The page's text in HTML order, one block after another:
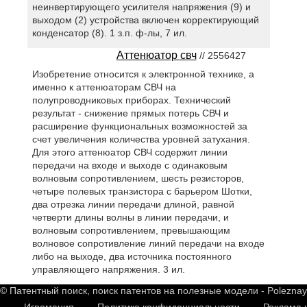
неинвертирующего усилителя напряжения (9) и
выходом (2) устройства включен корректирующий
конденсатор (8). 1 з.п. ф-лы, 7 ил.
Аттенюатор свч// 2556427
Изобретение относится к электронной технике, а
именно к аттенюаторам СВЧ на
полупроводниковых приборах. Технический
результат - снижение прямых потерь СВЧ и
расширение функциональных возможностей за
счет увеличения количества уровней затухания.
Для этого аттенюатор СВЧ содержит линии
передачи на входе и выходе с одинаковым
волновым сопротивлением, шесть резисторов,
четыре полевых транзистора с барьером Шотки,
два отрезка линии передачи длиной, равной
четверти длины волны в линии передачи, и
волновым сопротивлением, превышающим
волновое сопротивление линий передачи на входе
либо на выходе, два источника постоянного
управляющего напряжения. 3 ил.
© Патентный поиск, поиск патентов на полезные модели -